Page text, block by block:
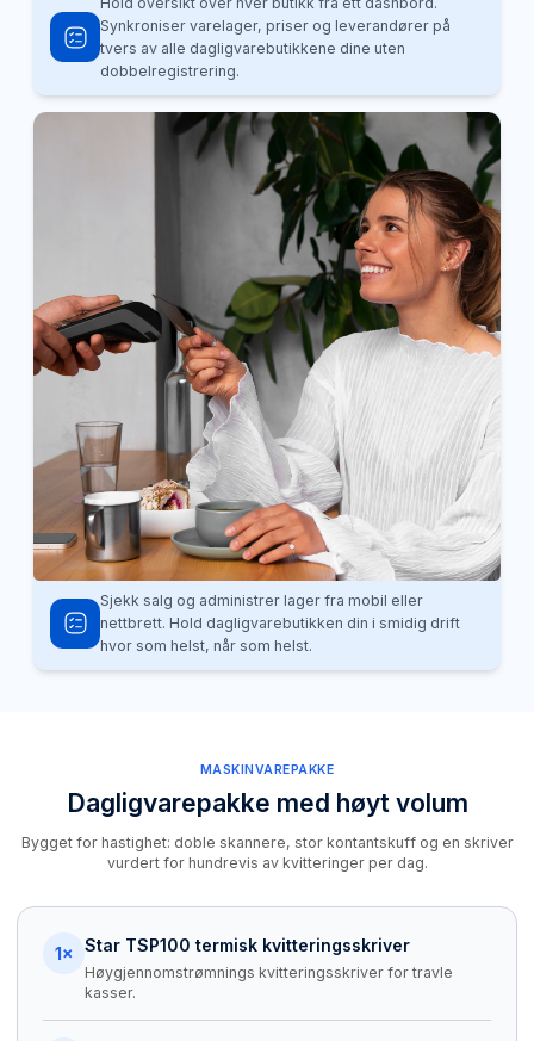
Synkroniser varelager, priser og leverandører på
tvers av alle dagligvarebutikkene dine uten
dobbelregistrering.
Sjekk salg og administrer lager fra mobil eller
nettbrett. Hold dagligvarebutikken din i smidig drift
hvor som helst, når som helst.
MASKINVAREPAKKE
Dagligvarepakke med høyt volum
Bygget for hastighet: doble skannere, stor kontantskuff og en skriver
vurdert for hundrevis av kvitteringer per dag.
1× Star TSP100 termisk kvitteringsskriver
Høygjennomstrømnings kvitteringsskriver for travle
kasser.